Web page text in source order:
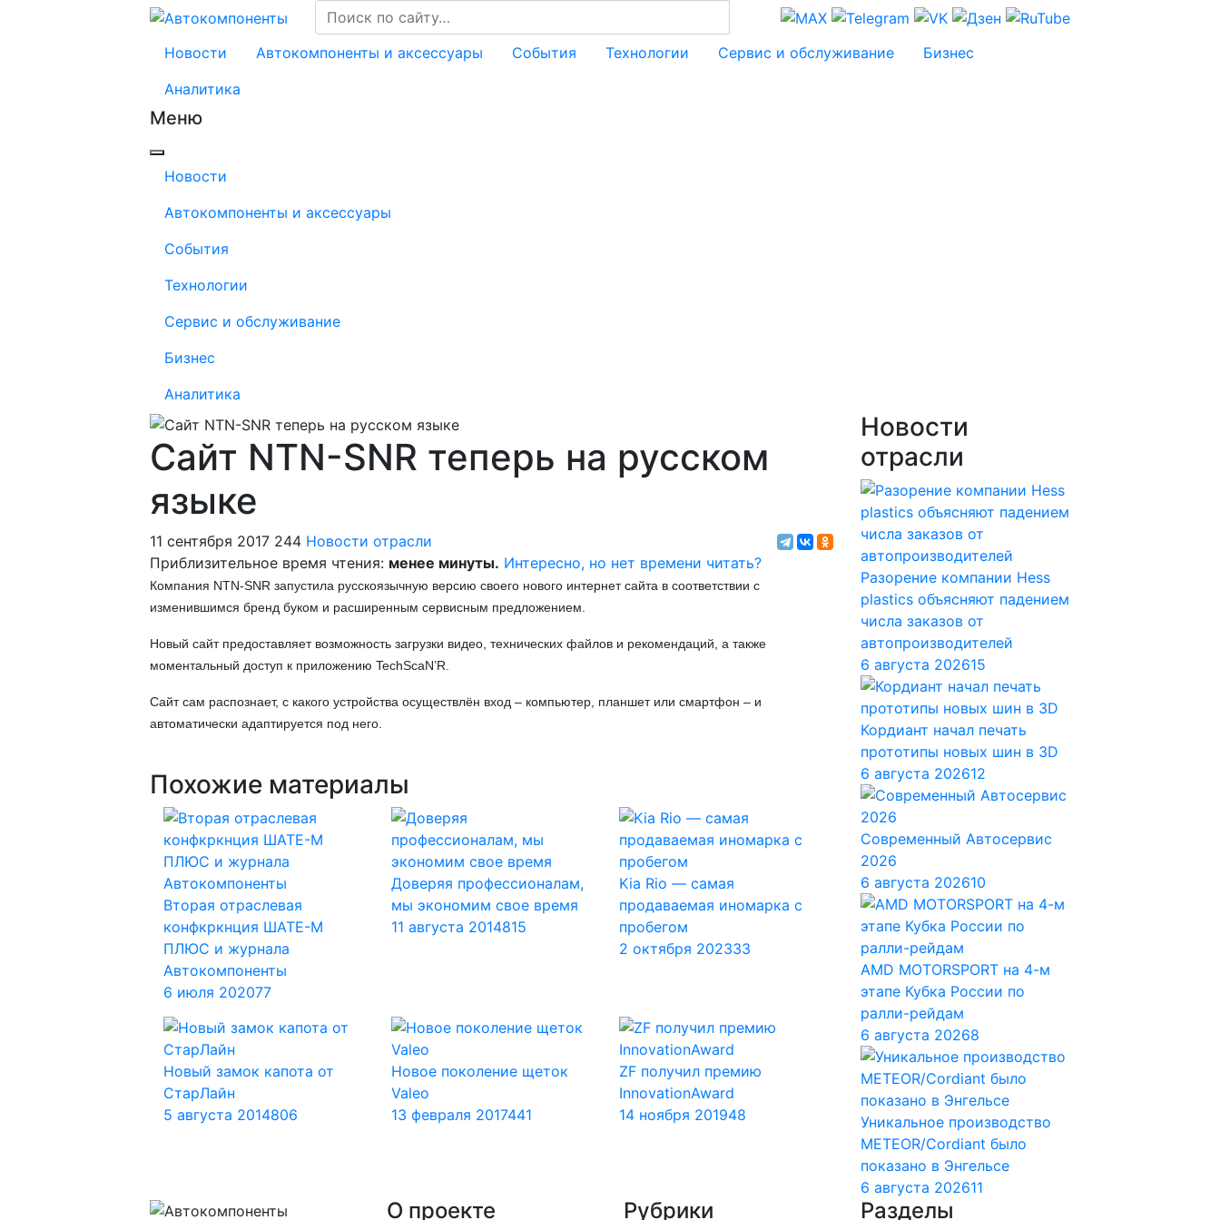
Новости Автокомпоненты и аксессуары События Технологии Сервис и обслуживание
Бизнес
Аналитика
Меню
Новости
Автокомпоненты и аксессуары
События
Технологии
Сервис и обслуживание
Бизнес
Аналитика
Сайт NTN-SNR теперь на русском
языке
11 сентября 2017 244 Новости отрасли
Приблизительное время чтения: менее минуты. Интересно, но нет времени читать?
Компания NTN-SNR запустила русскоязычную версию своего нового интернет сайта в соответствии с
изменившимся бренд буком и расширенным сервисным предложением.
Новый сайт предоставляет возможность загрузки видео, технических файлов и рекомендаций, а также
моментальный доступ к приложению TechScaN’R.
Сайт сам распознает, с какого устройства осуществлён вход – компьютер, планшет или смартфон – и
автоматически адаптируется под него.
Похожие материалы
Вторая отраслевая
конфкркнция ШАТЕ-М
ПЛЮС и журнала
Автокомпоненты
6 июля 202077
Доверяя профессионалам,
мы экономим свое время
11 августа 2014815
Kia Rio — самая
продаваемая иномарка с
пробегом
2 октября 202333
Новый замок капота от
СтарЛайн
5 августа 2014806
Новое поколение щеток
Valeo
13 февраля 2017441
ZF получил премию
InnovationAward
14 ноября 201948
Новости
отрасли
Разорение компании Hess
plastics объясняют падением
числа заказов от
автопроизводителей
6 августа 202615
Кордиант начал печать
прототипы новых шин в 3D
6 августа 202612
Современный Автосервис
2026
6 августа 202610
AMD MOTORSPORT на 4-м
этапе Кубка России по
ралли-рейдам
6 августа 20268
Уникальное производство
METEOR/Cordiant было
показано в Энгельсе
6 августа 202611
О проекте Рубрики Разделы